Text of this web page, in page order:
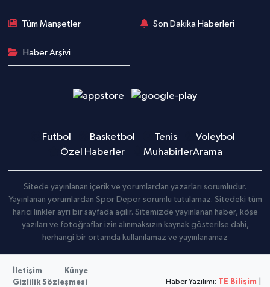
Tüm Manşetler Son Dakika Haberleri
Haber Arşivi
Futbol Basketbol Tenis
Voleybol
Özel Haberler
MuhabirlerArama
Sitede yayınlanan içerik ve yorumlardan yazarları sorumludur.
Yayınlanan yorumlardan Spor Depor sorumlu tutulamaz. Sitedeki tüm
harici linkler ayrı bir sayfada açılır. Sitemizde yayınlanan haber, köşe
yazıları ve fotoğraflar izin alınmaksızın kaynak gösterilse dahi,
herhangi bir ortamda kullanılamaz ve yayınlanamaz
İletişim
Künye
Gizlilik Sözleşmesi
Haber Yazılımı: TE Bilişim